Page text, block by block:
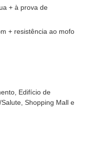
+ à prova de
+ resistência ao mofo
Edifício de
Shopping Mall e